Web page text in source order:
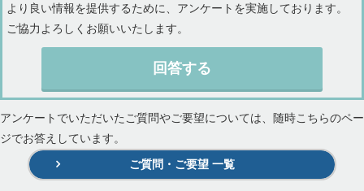
より良い情報を提供するために、アンケートを実施しております。
ご協力よろしくお願いいたします。
回答する
アンケートでいただいたご質問やご要望については、随時こちらのペー
ジでお答えしています。
ご質問・ご要望 一覧